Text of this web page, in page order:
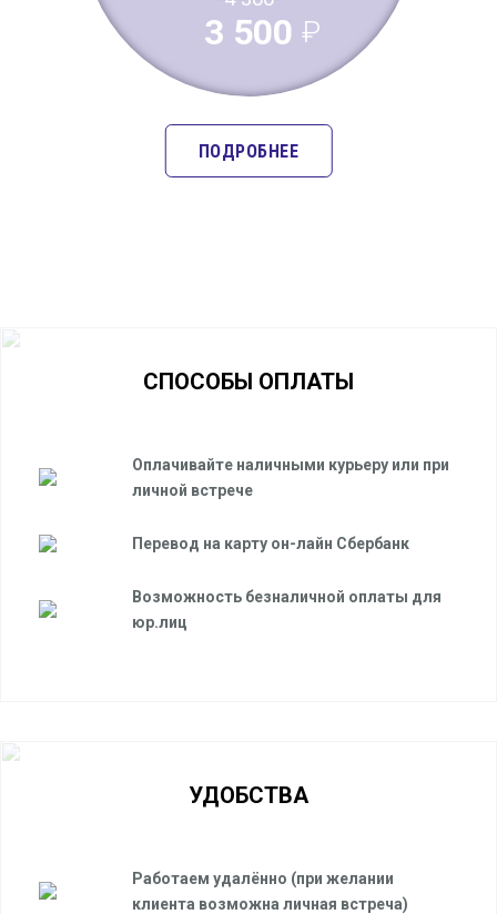
3 500
ПОДРОБНЕЕ
СПОСОБЫ ОПЛАТЫ
Оплачивайте наличными курьеру или при
личной встрече
Перевод на карту он-лайн Сбербанк
Возможность безналичной оплаты для
юр.лиц
УДОБСТВА
Работаем удалённо (при желании
клиента возможна личная встреча)